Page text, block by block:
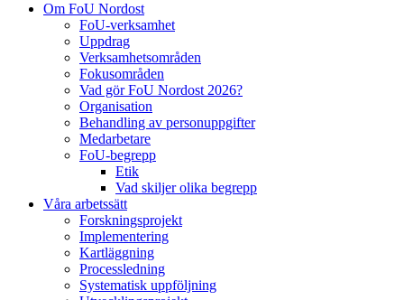
Om FoU Nordost
FoU-verksamhet
Uppdrag
Verksamhetsområden
Fokusområden
Vad gör FoU Nordost 2026?
Organisation
Behandling av personuppgifter
Medarbetare
FoU-begrepp
Etik
Vad skiljer olika begrepp
Våra arbetssätt
Forskningsprojekt
Implementering
Kartläggning
Processledning
Systematisk uppföljning